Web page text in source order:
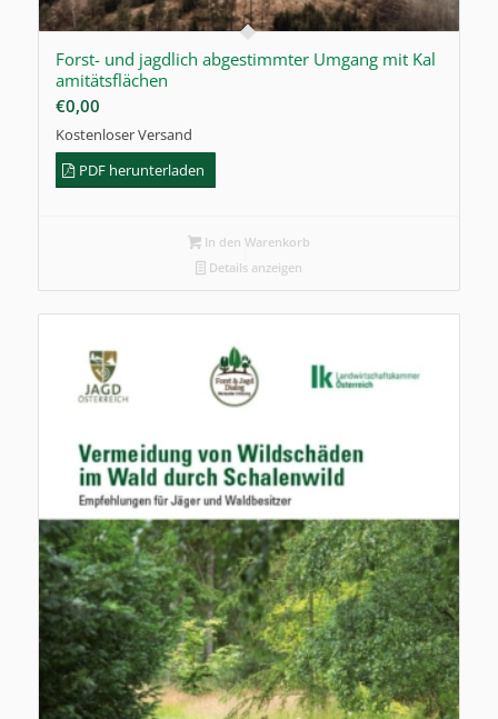
Forst- und jagdlich abgestimmter Umgang mit Kal
amitätsflächen
€0,00
Kostenloser Versand
PDF herunterladen
In den Warenkorb
Details anzeigen